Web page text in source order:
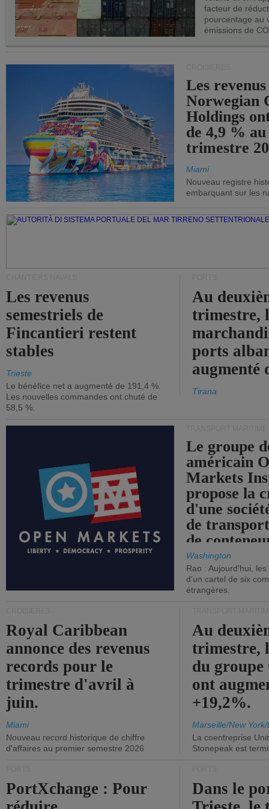
facteur de
pourcentage au
émissions de
Les
Norwegian
Holdings
de 4,9 %
trimestre
Miami
Nouveau registre
embarquant sur les
Les revenus
semestriels de
Fincantieri restent
stables
Trieste
Le bénéfice net a augmenté de 191,4 %.
Les nouvelles commandes ont chuté de
58,5 %.
Au
trimestre,
ports
augmenté
Tirana
Le groupe
américain
Markets
propose la
d'une
de
de
Washington
Rao : Aujourd'hui,
d'un cartel de six
étrangères.
Royal Caribbean
annonce des revenus
records pour le
trimestre d'avril à
juin.
Miami
Nouveau record historique de chiffre
d'affaires au premier semestre 2026
Au
trimestre,
du
ont
+19,2%.
Marseille/New
La coentreprise
Stonepeak est
PortXchange : Pour
Dans le